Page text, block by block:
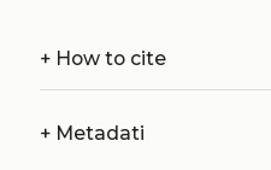
+How to cite
+Metadati